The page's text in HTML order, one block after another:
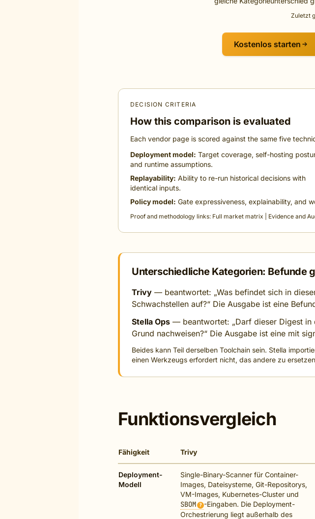
Zuletzt
Kostenlos starten
DECISION CRITERIA
How this comparison is evaluated
Each vendor page is scored against the same five
Deployment model: Target coverage, self-hosting
and runtime assumptions.
Replayability: Ability to re-run historical decisions with
identical inputs.
Policy model: Gate expressiveness, explainability, and
Proof and methodology links: Full market matrix Evidence and
Unterschiedliche Kategorien: Befunde
Trivy — beantwortet: „Was befindet sich in
Schwachstellen auf?“ Die Ausgabe ist eine
Stella Ops — beantwortet: „Darf dieser Digest
Grund nachweisen?“ Die Ausgabe ist eine mit
Beides kann Teil derselben Toolchain sein. Stella
einen Werkzeugs erfordert nicht, das andere zu
Funktionsvergleich
Fähigkeit Trivy
Deployment-
Modell
Single-Binary-Scanner für Container-
Images, Dateisysteme, Git-Repositorys,
VM-Images, Kubernetes-Cluster und
SBOM ? -Eingaben. Die Deployment-
Orchestrierung liegt außerhalb des